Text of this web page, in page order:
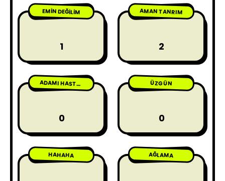
EMIN DEĞILIM
1
AMAN TANRIM
2
ADAMI HASTA ETME
0
ÜZGÜN
0
HAHAHA AĞLAMA